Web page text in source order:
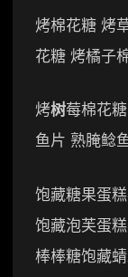
烤棉花糖 烤
花糖 烤橘子
烤树莓棉花
鱼片 熟腌鲶
饱藏糖果蛋
饱藏泡芙蛋
棒棒糖饱藏